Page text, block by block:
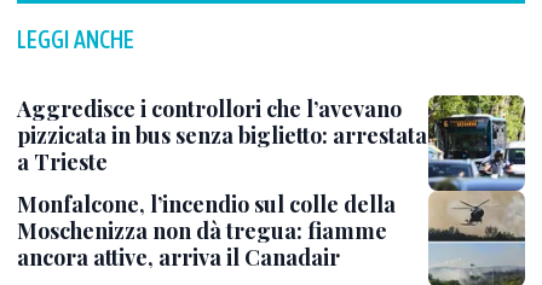
LEGGI ANCHE
Aggredisce i controllori che l’avevano
pizzicata in bus senza biglietto: arrestata
a Trieste
Monfalcone, l’incendio sul colle della
Moschenizza non dà tregua: fiamme
ancora attive, arriva il Canadair